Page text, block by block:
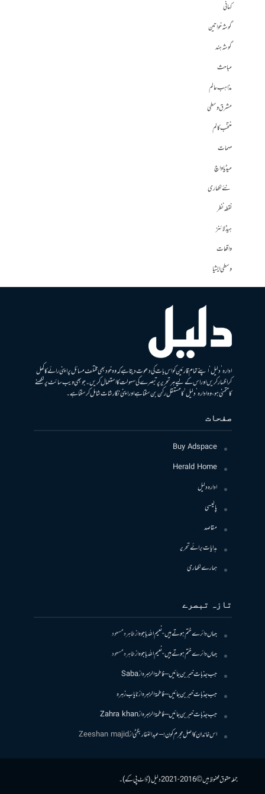
کہانی
گوشہ خواتین
گوشہ ہند
مباحث
مذاہب عالم
مشرق وسطی
منتخب کالم
مہمات
میڈیا واچ
نئے لکھاری
نقطہ نظر
ہیڈلائنز
واقعات
وسطی ایشیا
ادارہ ’دلیل‘ اپنے تمام قارئین کو اس بات کی دعوت دیتا ہے کہ وہ خود بھی مختلف مسائل پر اپنی رائے کا کھل
کر اظہار کریں اور اس کے لیے ہر تحریر پر تبصرے کی سہولت کا استعمال کریں۔ جو بھی ویب سائٹ پر لکھنے
کا متمنی ہو، وہ ادارہ ’دلیل‘ کا مستقل رکن بن سکتا ہے اور اپنی نگارشات شامل کرسکتا ہے۔
صفحات
Buy Adspace
Herald Home
ادارہ دلیل
پالیسی
مقاصد
ہدایات برائے تحریر
ہمارے لکھاری
تازہ تبصرے
جہاں دائرے ختم ہوتے ہیں- نعیم اللہ باجوہازطاہرہ مسعود
جہاں دائرے ختم ہوتے ہیں- نعیم اللہ باجوہازطاہرہ مسعود
جب جذبات خبر بن جائیں – فاطمۃالزہرہازSaba
جب جذبات خبر بن جائیں – فاطمۃالزہرہازنایاب زہرہ
جب جذبات خبر بن جائیں – فاطمۃالزہرہازZahra khan
اس خاندان کا اصل مجرم کون! – عبدالغفار بگٹیازZeeshan majid
جملہ حقوق محفوظ ہیں © 2016-2021 دلیل (ڈاٹ پی کے)۔